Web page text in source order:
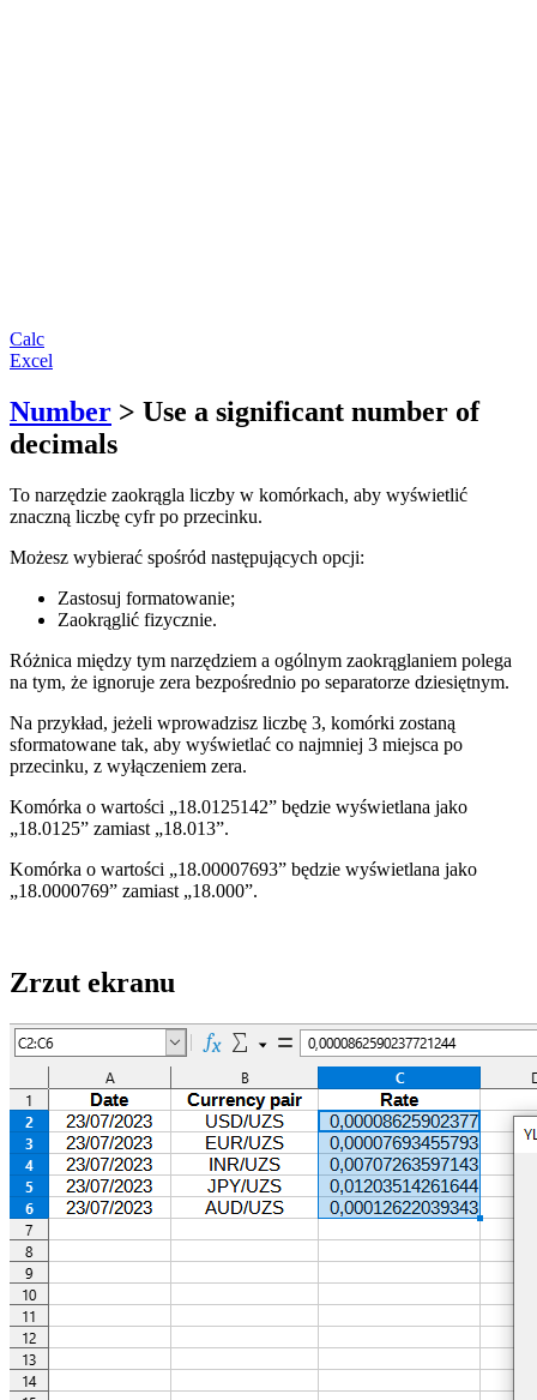
Calc
Excel
Number > Use a significant number of
decimals
To narzędzie zaokrągla liczby w komórkach, aby wyświetlić
znaczną liczbę cyfr po przecinku.
Możesz wybierać spośród następujących opcji:
Zastosuj formatowanie;
Zaokrąglić fizycznie.
Różnica między tym narzędziem a ogólnym zaokrąglaniem polega
na tym, że ignoruje zera bezpośrednio po separatorze dziesiętnym.
Na przykład, jeżeli wprowadzisz liczbę 3, komórki zostaną
sformatowane tak, aby wyświetlać co najmniej 3 miejsca po
przecinku, z wyłączeniem zera.
Komórka o wartości „18.0125142” będzie wyświetlana jako
„18.0125” zamiast „18.013”.
Komórka o wartości „18.00007693” będzie wyświetlana jako
„18.0000769” zamiast „18.000”.
Zrzut ekranu